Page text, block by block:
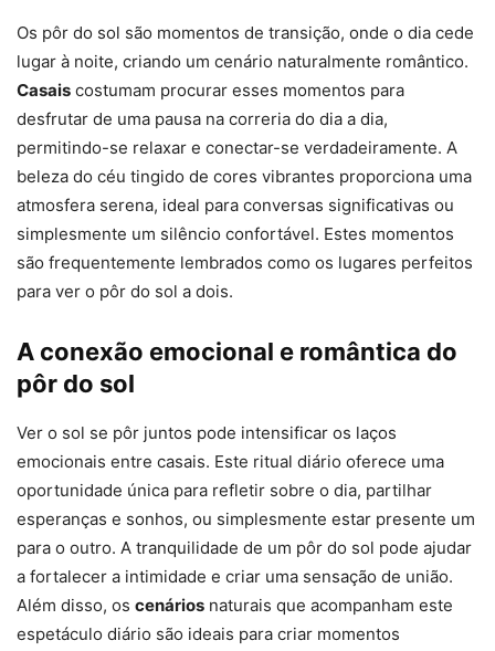
Os pôr do sol são momentos de transição, onde o dia cede
lugar à noite, criando um cenário naturalmente romântico.
Casais costumam procurar esses momentos para
desfrutar de uma pausa na correria do dia a dia,
permitindo-se relaxar e conectar-se verdadeiramente. A
beleza do céu tingido de cores vibrantes proporciona uma
atmosfera serena, ideal para conversas significativas ou
simplesmente um silêncio confortável. Estes momentos
são frequentemente lembrados como os lugares perfeitos
para ver o pôr do sol a dois.
A conexão emocional e romântica do
pôr do sol
Ver o sol se pôr juntos pode intensificar os laços
emocionais entre casais. Este ritual diário oferece uma
oportunidade única para refletir sobre o dia, partilhar
esperanças e sonhos, ou simplesmente estar presente um
para o outro. A tranquilidade de um pôr do sol pode ajudar
a fortalecer a intimidade e criar uma sensação de união.
Além disso, os cenários naturais que acompanham este
espetáculo diário são ideais para criar momentos